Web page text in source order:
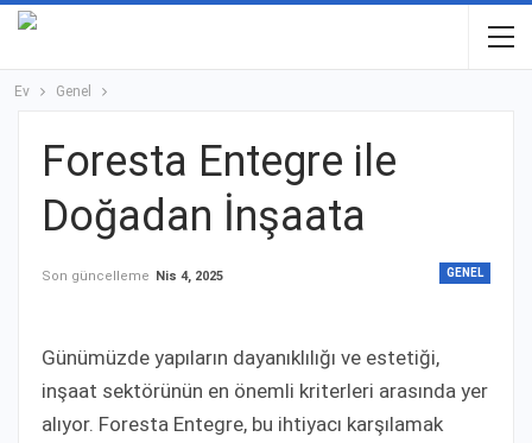
Ev Genel
Foresta Entegre ile
Doğadan İnşaata
GENEL
Son güncelleme Nis 4, 2025
Günümüzde yapıların dayanıklılığı ve estetiği,
inşaat sektörünün en önemli kriterleri arasında yer
alıyor. Foresta Entegre, bu ihtiyacı karşılamak